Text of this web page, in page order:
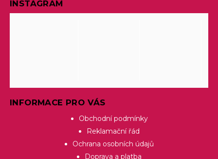
INSTAGRAM
INFORMACE PRO VÁS
Obchodní podmínky
Reklamační řád
Ochrana osobních údajů
Doprava a platba